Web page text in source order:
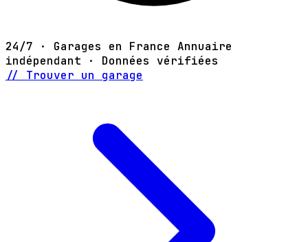
24/7 · Garages en France Annuaire
indépendant · Données vérifiées
// Trouver un garage